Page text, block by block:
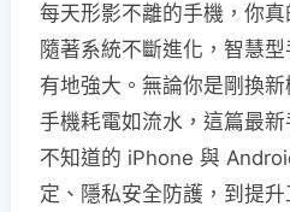
每天形影不離的手機，你
隨著系統不斷進化，智慧
有地強大。無論你是剛換
手機耗電如流水，這篇最
不知道的 iPhone 與
定、隱私安全防護，到提